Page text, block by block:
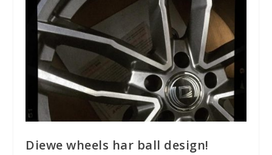
Diewe wheels har ball design!